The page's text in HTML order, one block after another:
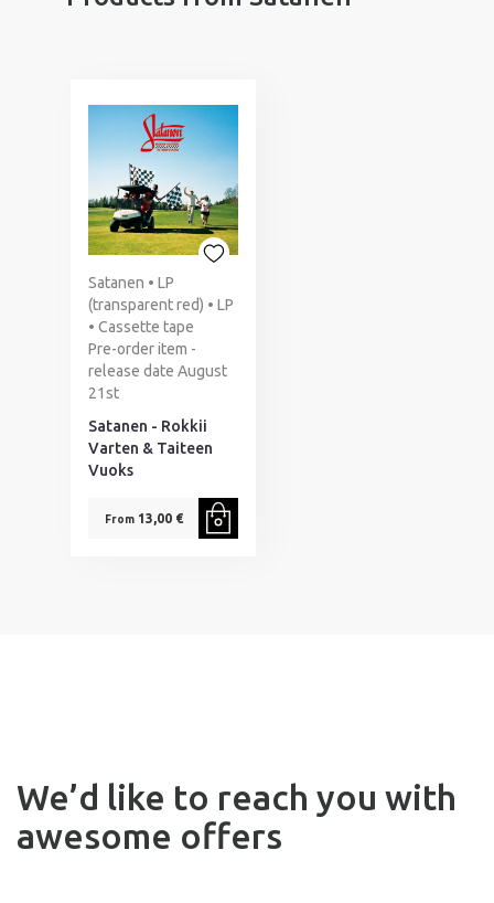
Satanen • LP
(transparent red) • LP
• Cassette tape
Pre-order item -
release date August
21st
Satanen - Rokkii
Varten & Taiteen
Vuoks
From13,00 €
We’d like to reach you with
awesome offers